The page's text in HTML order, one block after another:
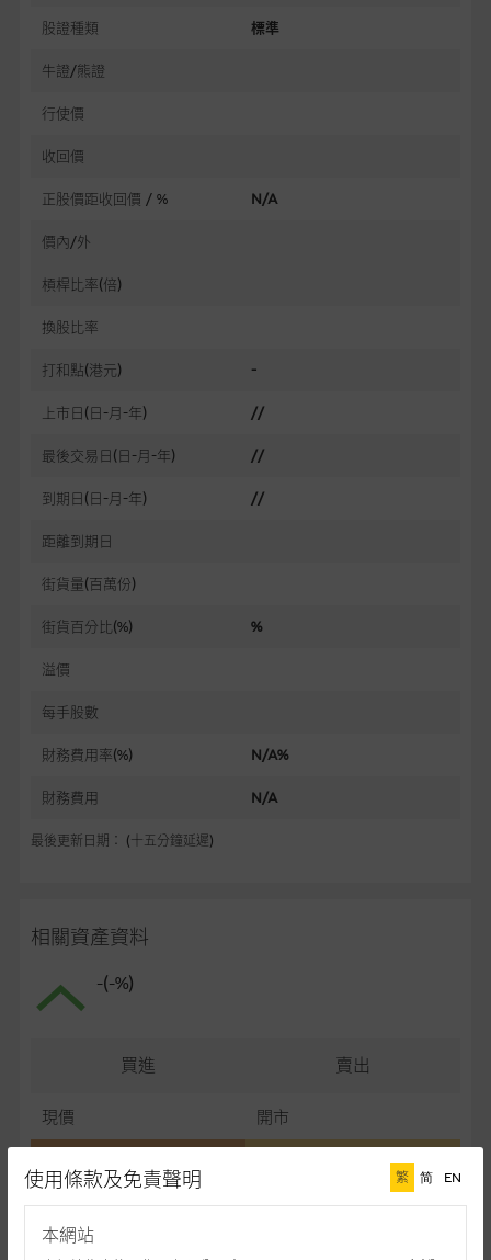
股證種類 標準
牛證/熊證
行使價
收回價
正股價距收回價 / % N/A
價內/外
槓桿比率(倍)
換股比率
打和點(港元) -
上市日(日-月-年) //
最後交易日(日-月-年) //
到期日(日-月-年) //
距離到期日
街貨量(百萬份)
街貨百分比(%) %
溢價
每手股數
財務費用率(%) N/A%
財務費用 N/A
最後更新日期： (十五分鐘延遲)
相關資產資料
-(-%)
買進 賣出
現價 開市
最高
最後更新日期： (十五分鐘延遲)
使用條款及免責聲明 繁 简 EN
本網站